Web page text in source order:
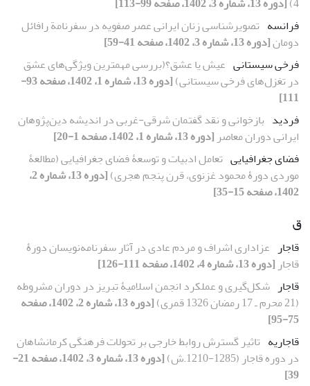
فرانسه تصویرشناسی زنان ایرانی عصر صفویه در سفرنامة رافائل
دومان[دوره 13، شماره 3، 1402، صفحه 41-59]
فرخی سیستانی عیش یا عشق؟(بررسی مهمترین ویژگی‌های عشق
در تغزل‌های فرخی سیستانی)
[دوره 13، شماره 1، 1402، صفحه 93-
111]
فردید بازخوانی و نقد گفتمان شرقی-غربی در اندیشه دین‌پژوهان
ایرانی دوران معاصر [دوره 13، شماره 1، 1402، صفحه 1-20]
فضای جغرافیایی تعامل ادبیات و توسعۀ فضای جغرافیایی (مطالعۀ
موردی دورۀ محمود غزنوی، قرن پنجم هجری)
[دوره 13، شماره 2،
1402، صفحه 15-35]
ق
قاجار عزاداری اشراف و مردم عادی در آثار سفرنامه‌نویسان دورۀ
قاجار [دوره 13، شماره 4، 1402، صفحه 111-126]
قاجار شکل‌گیری و عملکرد انجمن اسلامیۀ تبریز در دوران مشروطه
(21 محرم ـ 17 رمضان 1326 قمری)
[دوره 13، شماره 2، 1402، صفحه
75-95]
قاجاریه تاثیر گسترش روابط خارجی بر تحولات فرهنگی کرمانشاهان
در دوره قاجار (1285-1210.ش)
[دوره 13، شماره 3، 1402، صفحه 21-
39]